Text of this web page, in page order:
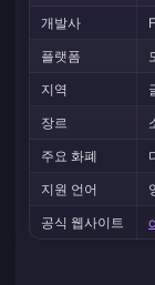
개발사
플랫폼
지역
장르
주요 화폐
지원 언어
공식 웹사이트